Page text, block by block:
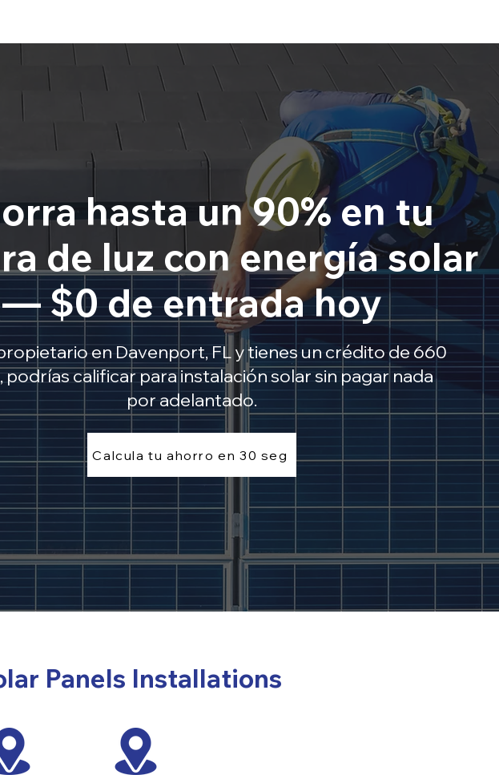
hasta un 90% en tu
de luz con energía solar
— $0 de entrada hoy
en Davenport, FL y tienes un crédito de 660
podrías calificar para instalación solar sin pagar nada
por adelantado.
Calcula tu ahorro en 30 seg
Panels Installations